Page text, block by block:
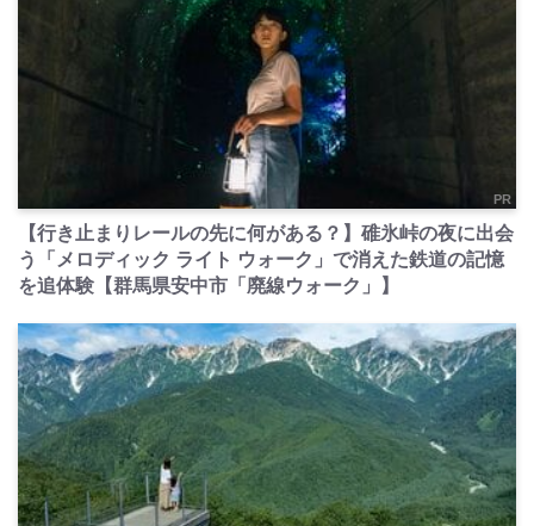
PR
【行き止まりレールの先に何がある？】碓氷峠の夜に出会
う「メロディック ライト ウォーク」で消えた鉄道の記憶
を追体験【群馬県安中市「廃線ウォーク」】